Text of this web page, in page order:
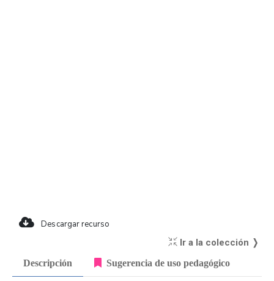
Descargar recurso
Ir a la colección ❭
Descripción Sugerencia de uso pedagógico